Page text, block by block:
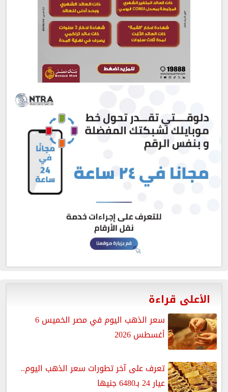
الأعلى قراءة
سعر الذهب اليوم في مصر الخميس 6
أغسطس 2026
تعرف على آخر تطورات سعر الذهب اليوم..
عيار 24 بـ6480 جنيها